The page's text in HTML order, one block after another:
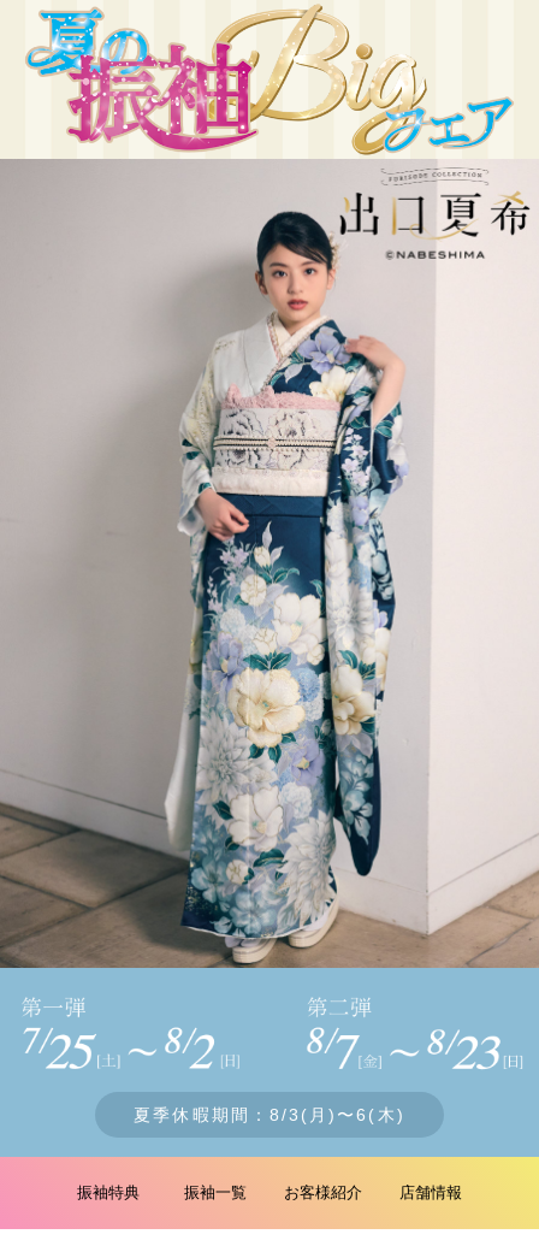
夏季休暇期間：8/3(月)〜6(木)
振袖特典 振袖一覧 お客様紹介 店舗情報